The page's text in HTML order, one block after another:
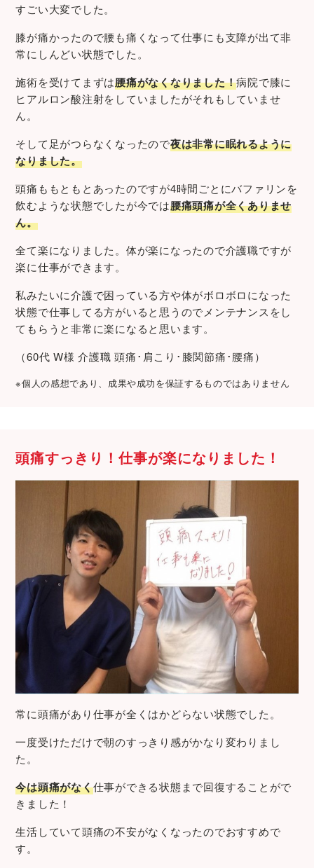
すごい大変でした。
膝が痛かったので腰も痛くなって仕事にも支障が出て非
常にしんどい状態でした。
施術を受けてまずは腰痛がなくなりました！病院で膝に
ヒアルロン酸注射をしていましたがそれもしていませ
ん。
そして足がつらなくなったので夜は非常に眠れるように
なりました。
頭痛ももともとあったのですが4時間ごとにバファリンを
飲むような状態でしたが今では腰痛頭痛が全くありませ
ん。
全て楽になりました。体が楽になったので介護職ですが
楽に仕事ができます。
私みたいに介護で困っている方や体がボロボロになった
状態で仕事してる方がいると思うのでメンテナンスをし
てもらうと非常に楽になると思います。
（60代 W様 介護職 頭痛･肩こり･膝関節痛･腰痛）
※個人の感想であり、成果や成功を保証するものではありません
頭痛すっきり！仕事が楽になりました！
常に頭痛があり仕事が全くはかどらない状態でした。
一度受けただけで朝のすっきり感がかなり変わりまし
た。
今は頭痛がなく仕事ができる状態まで回復することがで
きました！
生活していて頭痛の不安がなくなったのでおすすめで
す。